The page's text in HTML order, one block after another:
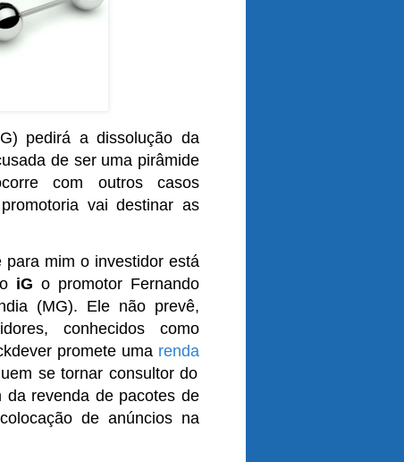
pedirá a dissolução da
de ser uma pirâmide
com outros casos
vai destinar as
mim o investidor está
iG o promotor Fernando
(MG). Ele não prevê,
conhecidos como
promete uma renda
se tornar consultor do
da revenda de pacotes de
de anúncios na